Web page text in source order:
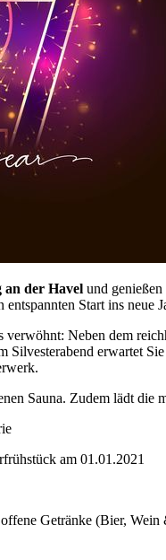
an der Havel und
Start ins neue
Neben dem
Silvesterabend erwartet
Sauna. Zudem lädt
am 01.01.2021
Getränke (Bier,